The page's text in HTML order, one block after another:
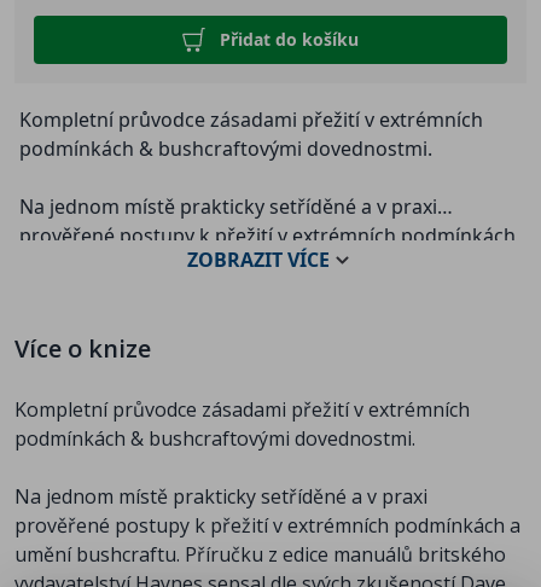
Přidat do košíku
Kompletní průvodce zásadami přežití v extrémních
podmínkách & bushcraftovými dovednostmi.
Na jednom místě prakticky setříděné a v praxi
prověřené postupy k přežití v extrémních podmínkách
a umění bushcraftu. Příručku z edice manuálů
Královské námořní pěchoty a horolezec. Za svoji
např. Bear Grylls, který o této příručce říká:
dovedností, vynalézavosti a odhodlání. A jen málokterý
člověk, s nímž jsem měl tu čest prožívat dobrodružství, v
sobě tyto vlastnosti spojuje tak dokonale, jako Dave Pearce.
ZOBRAZITVÍCE
Více o knize
Kompletní průvodce zásadami přežití v extrémních
podmínkách & bushcraftovými dovednostmi.
Na jednom místě prakticky setříděné a v praxi
prověřené postupy k přežití v extrémních podmínkách a
umění bushcraftu. Příručku z edice manuálů britského